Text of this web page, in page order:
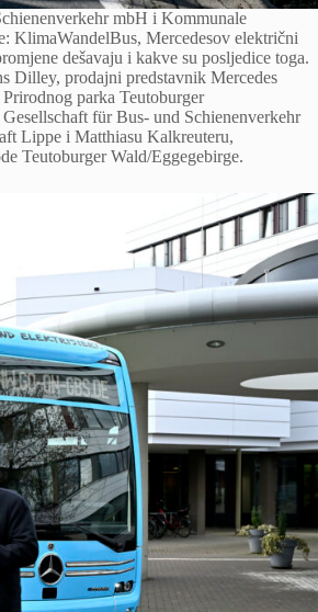
mbH i Kommunale
KlimaWandelBus, Mercedesov električni
dešavaju i kakve su posljedice toga.
Dilley, prodajni predstavnik Mercedes
parka Teutoburger
für Bus- und Schienenverkehr
Lippe i Matthiasu Kalkreuteru,
Teutoburger Wald/Eggegebirge.